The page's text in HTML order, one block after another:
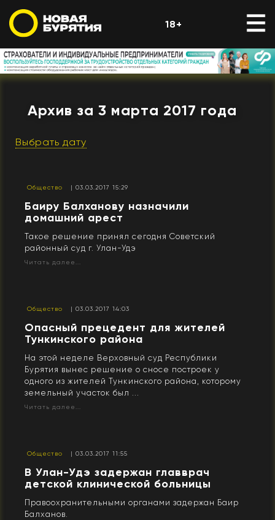
18+
Архив за 3 марта 2017 года
Выбрать дату
Общество | 03.03.2017 15:29
Баиру Балханову назначили
домашний арест
Такое решение принял сегодня Советский
районный суд г. Улан-Удэ
Читать далее...
Общество | 03.03.2017 14:03
Опасный прецедент для жителей
Тункинского района
На этой неделе Верховный суд Республики
Бурятия вынес решение о сносе построек у
одного из жителей Тункинского района, которому
земельный участок был ...
Читать далее...
Общество | 03.03.2017 11:55
В Улан-Удэ задержан главврач
детской клинической больницы
Правоохранительными органами задержан Баир
Балханов.